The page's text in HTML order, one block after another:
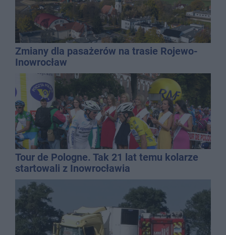
Zmiany dla pasażerów na trasie Rojewo-
Inowrocław
Tour de Pologne. Tak 21 lat temu kolarze
startowali z Inowrocławia